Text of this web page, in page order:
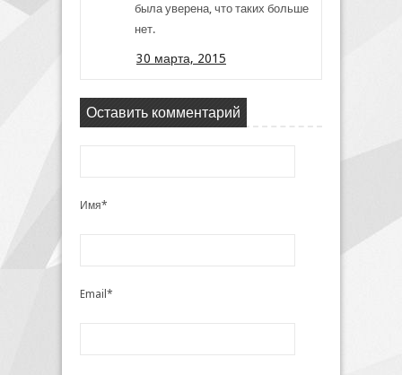
была уверена, что таких больше
нет.
30 марта, 2015
Оставить комментарий
Имя*
Email*